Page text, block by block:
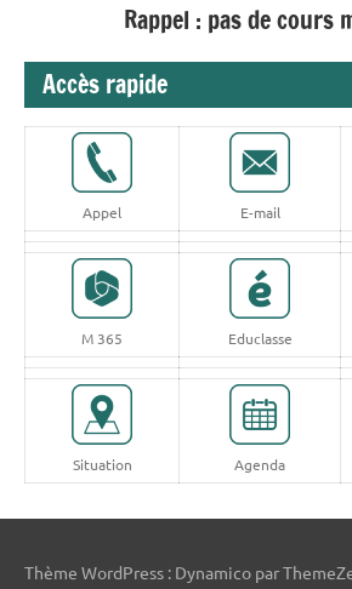
Rappel : pas de cours
Accès rapide
Appel E-mail
M 365 Educlasse
Situation Agenda
Thème WordPress : Dynamico par